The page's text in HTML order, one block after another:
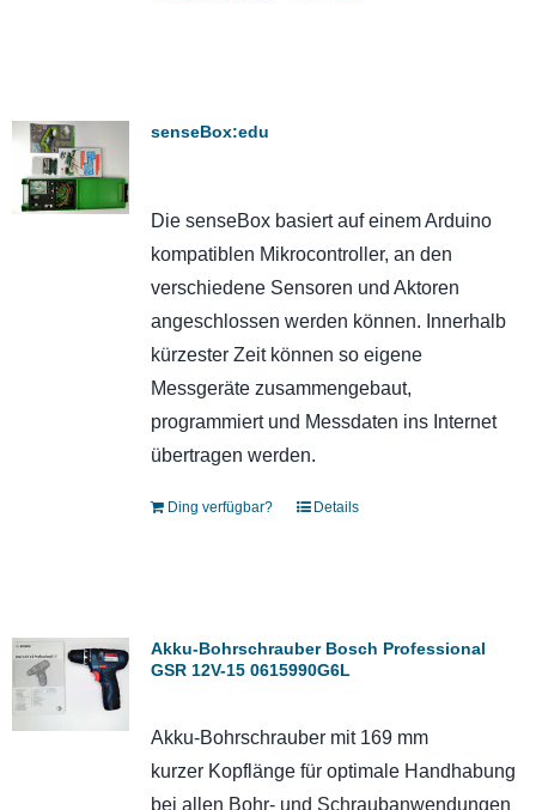
senseBox:edu
Die senseBox basiert auf einem Arduino
kompatiblen Mikrocontroller, an den
verschiedene Sensoren und Aktoren
angeschlossen werden können. Innerhalb
kürzester Zeit können so eigene
Messgeräte zusammengebaut,
programmiert und Messdaten ins Internet
übertragen werden.
Ding verfügbar? Details
Akku-Bohrschrauber Bosch Professional
GSR 12V-15 0615990G6L
Akku-Bohrschrauber mit 169 mm
kurzer Kopflänge für optimale Handhabung
bei allen Bohr- und Schraubanwendungen